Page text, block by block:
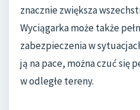
znacznie zwiększa
Wyciągarka może także
zabezpieczenia w
ją na pace, można czuć się
w odległe tereny.